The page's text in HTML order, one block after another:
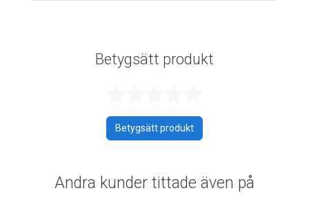
Betygsätt produkt
Betygsätt produkt
Andra kunder tittade även på